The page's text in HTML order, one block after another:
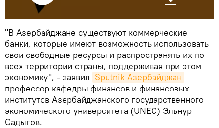
"В Азербайджане существуют коммерческие
банки, которые имеют возможность использовать
свои свободные ресурсы и распространять их по
всех территории страны, поддерживая при этом
экономику", - заявил Sputnik Азербайджан
профессор кафедры финансов и финансовых
институтов Азербайджанского государственного
экономического университета (UNEC) Эльнур
Садыгов.